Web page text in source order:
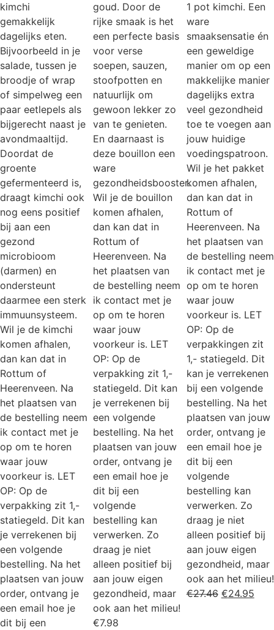
kimchi
gemakkelijk
dagelijks eten.
Bijvoorbeeld in je
salade, tussen je
broodje of wrap
of simpelweg een
paar eetlepels als
bijgerecht naast je
avondmaaltijd.
Doordat de
groente
gefermenteerd is,
draagt kimchi ook
nog eens positief
bij aan een
gezond
microbioom
(darmen) en
ondersteunt
daarmee een sterk
immuunsysteem.
Wil je de kimchi
komen afhalen,
dan kan dat in
Rottum of
Heerenveen. Na
het plaatsen van
de bestelling neem
ik contact met je
op om te horen
waar jouw
voorkeur is. LET
OP: Op de
verpakking zit 1,-
statiegeld. Dit kan
je verrekenen bij
een volgende
bestelling. Na het
plaatsen van jouw
order, ontvang je
een email hoe je
dit bij een
goud. Door de
rijke smaak is het
een perfecte basis
voor verse
soepen, sauzen,
stoofpotten en
natuurlijk om
gewoon lekker zo
van te genieten.
En daarnaast is
deze bouillon een
ware
gezondheidsbooster.
Wil je de bouillon
komen afhalen,
dan kan dat in
Rottum of
Heerenveen. Na
het plaatsen van
de bestelling neem
ik contact met je
op om te horen
waar jouw
voorkeur is. LET
OP: Op de
verpakking zit 1,-
statiegeld. Dit kan
je verrekenen bij
een volgende
bestelling. Na het
plaatsen van jouw
order, ontvang je
een email hoe je
dit bij een
volgende
bestelling kan
verwerken. Zo
draag je niet
alleen positief bij
aan jouw eigen
gezondheid, maar
ook aan het milieu!
€7.98
1 pot kimchi. Een
ware
smaaksensatie én
een geweldige
manier om op een
makkelijke manier
dagelijks extra
veel gezondheid
toe te voegen aan
jouw huidige
voedingspatroon.
Wil je het pakket
komen afhalen,
dan kan dat in
Rottum of
Heerenveen. Na
het plaatsen van
de bestelling neem
ik contact met je
op om te horen
waar jouw
voorkeur is. LET
OP: Op de
verpakkingen zit
1,- statiegeld. Dit
kan je verrekenen
bij een volgende
bestelling. Na het
plaatsen van jouw
order, ontvang je
een email hoe je
dit bij een
volgende
bestelling kan
verwerken. Zo
draag je niet
alleen positief bij
aan jouw eigen
gezondheid, maar
ook aan het milieu!
€27.46 €24.95